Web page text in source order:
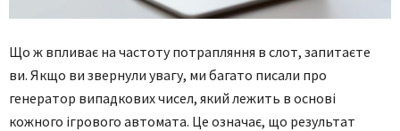
Що ж впливає на частоту потрапляння в слот, запитаєте
ви. Якщо ви звернули увагу, ми багато писали про
генератор випадкових чисел, який лежить в основі
кожного ігрового автомата. Це означає, що результат